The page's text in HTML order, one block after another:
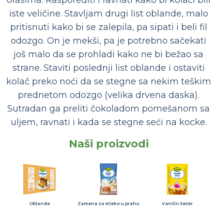
iste veličine. Stavljam drugi list oblande, malo
pritisnuti kako bi se zalepila, pa sipati i beli fil
odozgo. On je mekši, pa je potrebno sačekati
još malo da se prohladi kako ne bi bežao sa
strane. Staviti poslednji list oblande i ostaviti
kolač preko noći da se stegne sa nekim teškim
prednetom odozgo (velika drvena daska).
Sutradan ga preliti čokoladom pomešanom sa
uljem, ravnati i kada se stegne seći na kocke.
Naši proizvodi
Oblande Zamena za mleko u prahu Vanilin šećer